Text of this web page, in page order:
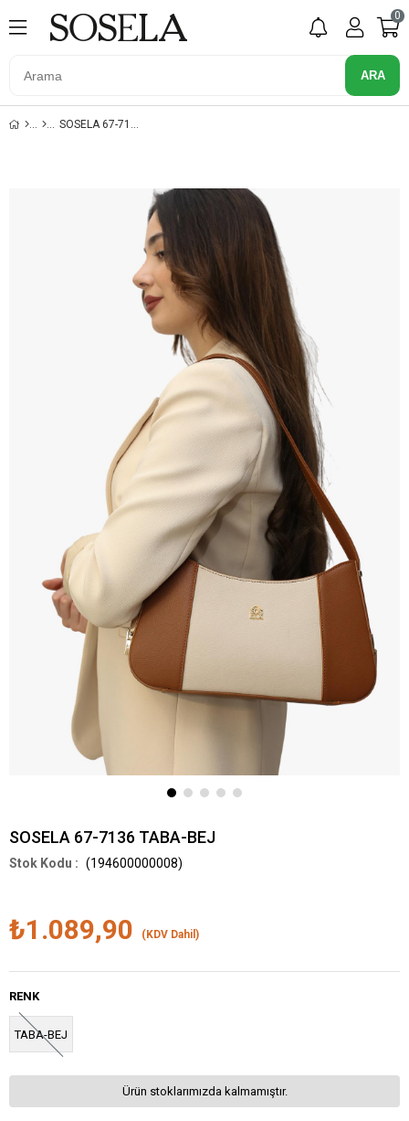
0
SOSELA 67-7136 TABA-BEJ
SOSELA 67-7136 TABA-BEJ
(194600000008)
₺1.089,90 (KDV Dahil)
RENK
TABA-BEJ
Ürün stoklarımızda kalmamıştır.